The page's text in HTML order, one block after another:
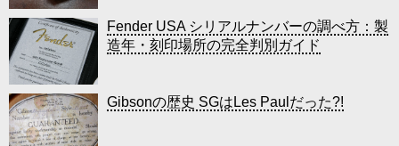
Fender USA シリアルナンバーの調べ方：製
造年・刻印場所の完全判別ガイド
Gibsonの歴史 SGはLes Paulだった?!